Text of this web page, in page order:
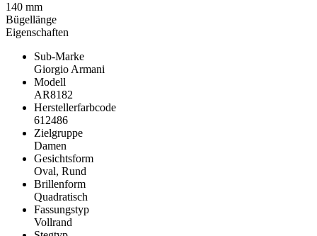
Eigenschaften
Sub-Marke
Giorgio Armani
Modell
AR8182
Herstellerfarbcode
612486
Zielgruppe
Damen
Gesichtsform
Oval, Rund
Brillenform
Quadratisch
Fassungstyp
Vollrand
140 mm
Bügellänge